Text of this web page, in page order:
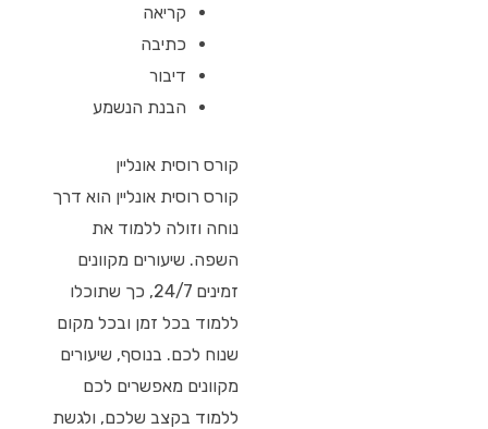
קריאה
כתיבה
דיבור
הבנת הנשמע
קורס רוסית אונליין
קורס רוסית אונליין הוא דרך
נוחה וזולה ללמוד את
השפה. שיעורים מקוונים
זמינים 24/7, כך שתוכלו
ללמוד בכל זמן ובכל מקום
שנוח לכם. בנוסף, שיעורים
מקוונים מאפשרים לכם
ללמוד בקצב שלכם, ולגשת